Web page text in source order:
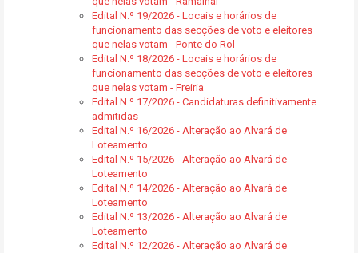
Edital N.º 19/2026 - Locais e horários de
funcionamento das secções de voto e eleitores
que nelas votam - Ponte do Rol
Edital N.º 18/2026 - Locais e horários de
funcionamento das secções de voto e eleitores
que nelas votam - Freiria
Edital N.º 17/2026 - Candidaturas definitivamente
admitidas
Edital N.º 16/2026 - Alteração ao Alvará de
Loteamento
Edital N.º 15/2026 - Alteração ao Alvará de
Loteamento
Edital N.º 14/2026 - Alteração ao Alvará de
Loteamento
Edital N.º 13/2026 - Alteração ao Alvará de
Loteamento
Edital N.º 12/2026 - Alteração ao Alvará de